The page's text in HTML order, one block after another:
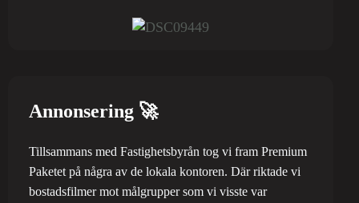
Annonsering 🚀
Tillsammans med Fastighetsbyrån tog vi fram Premium
Paketet på några av de lokala kontoren. Där riktade vi
bostadsfilmer mot målgrupper som vi visste var